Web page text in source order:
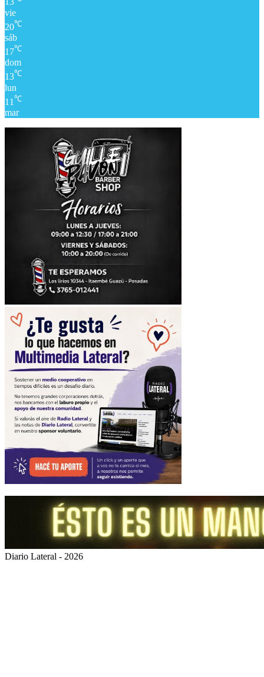
vie
20℃
sáb
17℃
dom
13℃
lun
11 ℃
mar
Diario Lateral - 2026